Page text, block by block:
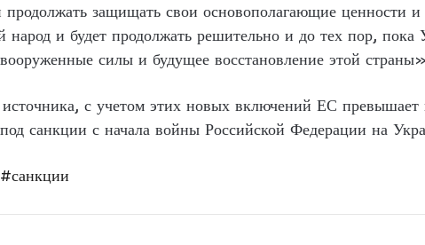
защищать свои основополагающие ценности
народ и будет продолжать решительно и до тех пор,
силы и будущее восстановление этой
с учетом этих новых включений ЕС
санкции с начала войны Российской Федерации на
#санкции